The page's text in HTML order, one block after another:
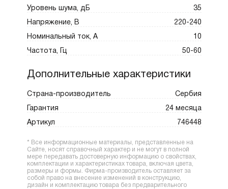
Уровень шума, дБ 35
Напряжение, В 220-240
Номинальный ток, А 10
Частота, Гц 50-60
Дополнительные характеристики
Страна-производитель Сербия
Гарантия 24 месяца
Артикул 746448
* Все информационные материалы, представленные на
Сайте, носят справочный характер и не могут в полной
мере передавать достоверную информацию о свойствах,
комплектации и характеристиках товара, включая цвета,
размеры и формы. Фирма-производитель оставляет за
собой право на внесение изменений в конструкцию,
дизайн и комплектацию товара без предварительного